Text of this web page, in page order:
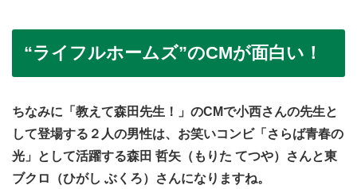
“ライフルホームズ”のCMが面白い！
ちなみに「教えて森田先生！」のCMで小西さんの先生と
して登場する２人の男性は、お笑いコンビ「さらば青春の
光」として活躍する森田 哲矢（もりた てつや）さんと東
ブクロ（ひがし ぶくろ）さんになりますね。